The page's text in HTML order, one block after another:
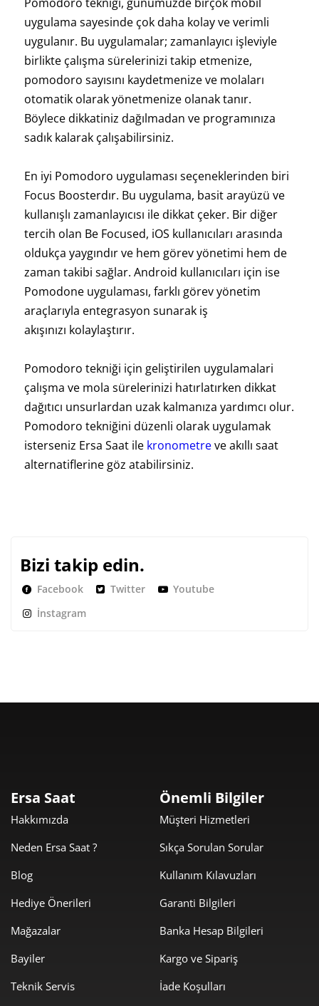
uygulama sayesinde çok daha kolay ve verimli
uygulanır. Bu uygulamalar; zamanlayıcı işleviyle
birlikte çalışma sürelerinizi takip etmenize,
pomodoro sayısını kaydetmenize ve molaları
otomatik olarak yönetmenize olanak tanır.
Böylece dikkatiniz dağılmadan ve programınıza
sadık kalarak çalışabilirsiniz.
En iyi Pomodoro uygulaması seçeneklerinden biri
Focus Boosterdır. Bu uygulama, basit arayüzü ve
kullanışlı zamanlayıcısı ile dikkat çeker. Bir diğer
tercih olan Be Focused, iOS kullanıcıları arasında
oldukça yaygındır ve hem görev yönetimi hem de
zaman takibi sağlar. Android kullanıcıları için ise
Pomodone uygulaması, farklı görev yönetim
araçlarıyla entegrasyon sunarak iş
akışınızı kolaylaştırır.
Pomodoro tekniği için geliştirilen uygulamalari
çalışma ve mola sürelerinizi hatırlatırken dikkat
dağıtıcı unsurlardan uzak kalmanıza yardımcı olur.
Pomodoro tekniğini düzenli olarak uygulamak
isterseniz Ersa Saat ile kronometreve akıllı saat
alternatiflerine göz atabilirsiniz.
Bizi takip edin.
Facebook Twitter
Youtube
İnstagram
Ersa Saat
Hakkımızda
Neden Ersa Saat ?
Blog
Hediye Önerileri
Mağazalar
Bayiler
Teknik Servis
Önemli Bilgiler
Müşteri Hizmetleri
Sıkça Sorulan Sorular
Kullanım Kılavuzları
Garanti Bilgileri
Banka Hesap Bilgileri
Kargo ve Sipariş
İade Koşulları